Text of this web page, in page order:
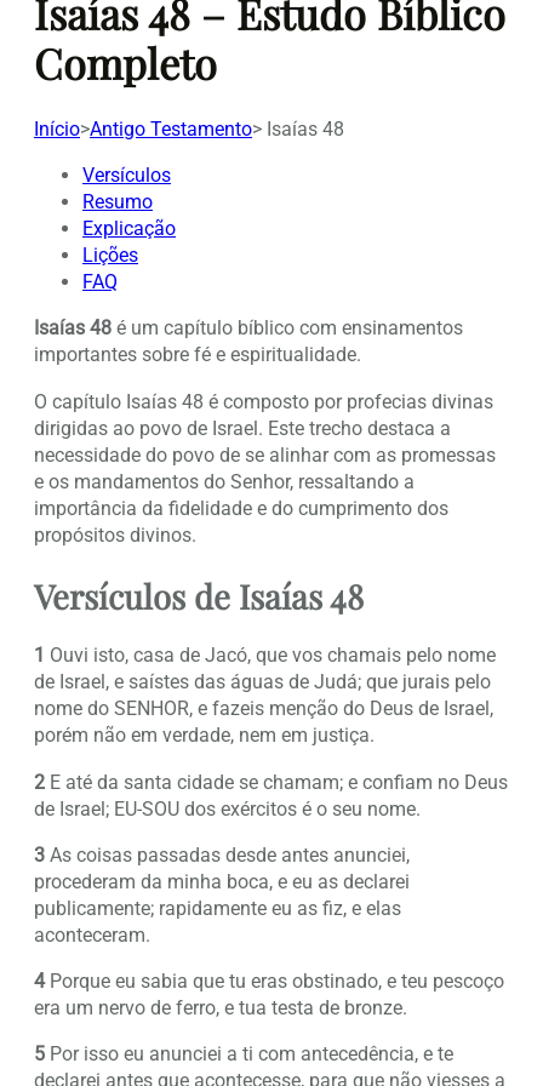
Isaías 48 – Estudo Bíblico
Completo
Início>Antigo Testamento> Isaías 48
Versículos
Resumo
Explicação
Lições
FAQ
Isaías 48 é um capítulo bíblico com ensinamentos
importantes sobre fé e espiritualidade.
O capítulo Isaías 48 é composto por profecias divinas
dirigidas ao povo de Israel. Este trecho destaca a
necessidade do povo de se alinhar com as promessas
e os mandamentos do Senhor, ressaltando a
importância da fidelidade e do cumprimento dos
propósitos divinos.
Versículos de Isaías 48
1 Ouvi isto, casa de Jacó, que vos chamais pelo nome
de Israel, e saístes das águas de Judá; que jurais pelo
nome do SENHOR, e fazeis menção do Deus de Israel,
porém não em verdade, nem em justiça.
2 E até da santa cidade se chamam; e confiam no Deus
de Israel; EU-SOU dos exércitos é o seu nome.
3 As coisas passadas desde antes anunciei,
procederam da minha boca, e eu as declarei
publicamente; rapidamente eu as fiz, e elas
aconteceram.
4Porque eu sabia que tu eras obstinado, e teu pescoço
era um nervo de ferro, e tua testa de bronze.
5 Por isso eu anunciei a ti com antecedência, e te
declarei antes que acontecesse, para que não viesses a